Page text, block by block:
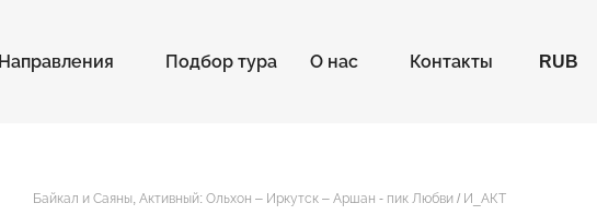
Направления Подбор тура О нас Контакты RUB
Байкал и Саяны, Активный: Ольхон – Иркутск – Аршан - пик Любви / И_АКТ